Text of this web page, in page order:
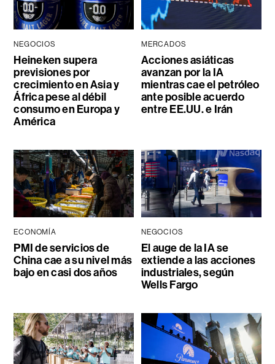
NEGOCIOS
Heineken supera
previsiones por
crecimiento en Asia y
África pese al débil
consumo en Europa y
América
MERCADOS
Acciones asiáticas
avanzan por la IA
mientras cae el petróleo
ante posible acuerdo
entre EE.UU. e Irán
ECONOMÍA
PMI de servicios de
China cae a su nivel más
bajo en casi dos años
NEGOCIOS
El auge de la IA se
extiende a las acciones
industriales, según
Wells Fargo